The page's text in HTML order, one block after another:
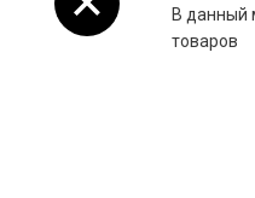
В данный
товаров